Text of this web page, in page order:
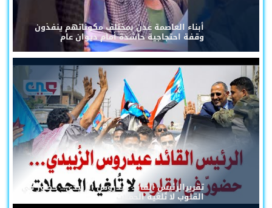
أبناء العاصمة عدن بمختلف مكوناتهم ينفذون
وقفة احتجاجية حاشدة أمام ديوان عام
تقريرالرئيس القائد عيدروس الزُبيدي... حضورٌ في
القلوب لا تُلغيه الحملات